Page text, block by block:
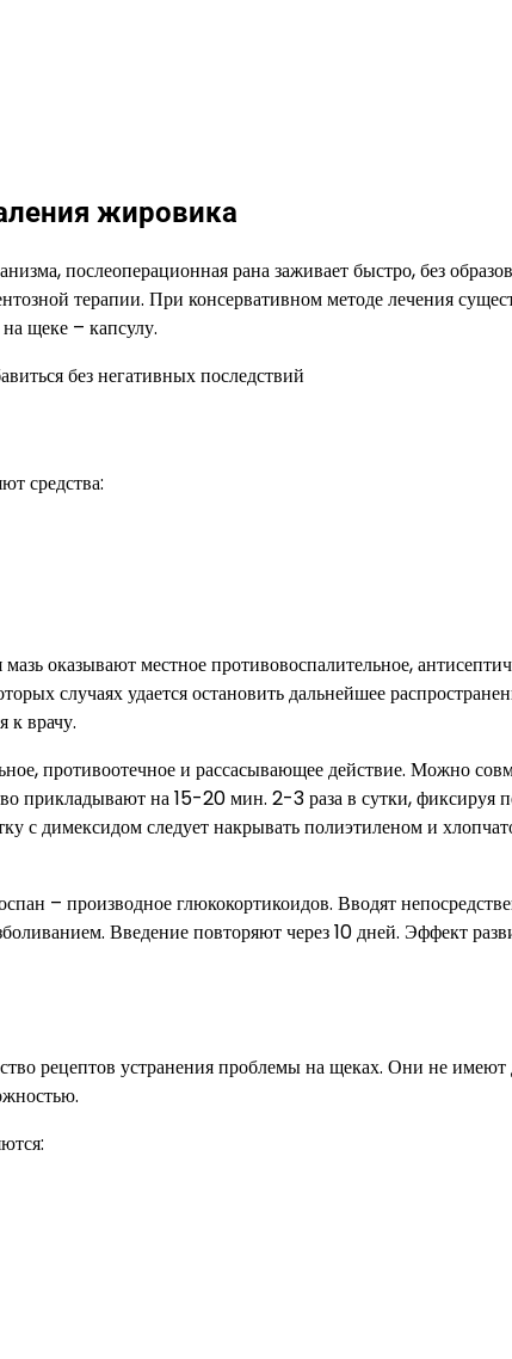
жировика
послеоперационная рана заживает быстро, без
терапии. При консервативном методе лечения
щеке – капсулу.
средства:
оказывают местное противовоспалительное,
случаях удается остановить дальнейшее
к врачу.
противоотечное и рассасывающее действие. Можно
прикладывают на 15-20 мин. 2-3 раза в сутки, фиксируя
с димексидом следует накрывать полиэтиленом и
– производное глюкокортикоидов. Вводят
Введение повторяют через 10 дней. Эффект
рецептов устранения проблемы на щеках. Они не имеют